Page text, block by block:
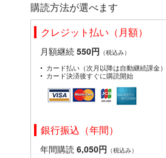
購読方法が選べます
クレジット払い（月額）
月額継続 550円 （税込み）
カード払い（次月以降は自動継続課金）
カード決済後すぐに購読開始
銀行振込（年間）
年間購読 6,050円 （税込み）